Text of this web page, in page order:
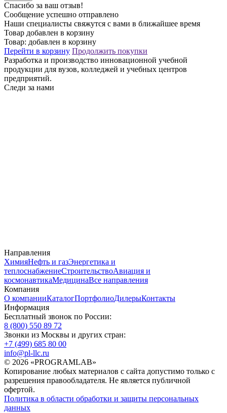
Спасибо за ваш отзыв!
Сообщение успешно отправлено
Наши специалисты свяжутся с вами в ближайшее время
Товар добавлен в корзину
Товар: добавлен в корзину
Перейти в корзину Продолжить покупки
Разработка и производство инновационной учебной
продукции для вузов, колледжей и учебных центров
предприятий.
Следи за нами
Направления
ХимияНефть и газЭнергетика и
теплоснабжениеСтроительствоАвиация и
космонавтикаМедицинаВсе направления
Компания
О компанииКаталогПортфолиоДилерыКонтакты
Информация
Бесплатный звонок по России:
8 (800) 550 89 72
Звонки из Москвы и других стран:
+7 (499) 685 80 00
info@pl-llc.ru
© 2026 «PROGRAMLAB»
Копирование любых материалов с сайта допустимо только с
разрешения правообладателя. Не является публичной
офертой.
Политика в области обработки и защиты персональных
данных